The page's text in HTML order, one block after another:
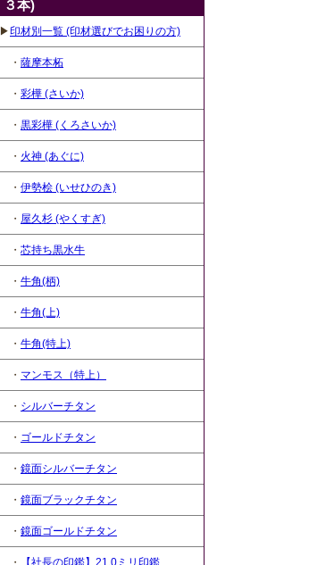
３本)
▶印材別一覧 (印材選びでお困りの方)
・ 薩摩本柘
・ 彩樺 (さいか)
・ 黒彩樺 (くろさいか)
・ 火神 (あぐに)
・ 伊勢桧 (いせひのき)
・ 屋久杉 (やくすぎ)
・ 芯持ち黒水牛
・ 牛角(柄)
・ 牛角(上)
・ 牛角(特上)
・ マンモス（特上）
・ シルバーチタン
・ ゴールドチタン
・ 鏡面シルバーチタン
・ 鏡面ブラックチタン
・ 鏡面ゴールドチタン
・ 【社長の印鑑】21.0ミリ印鑑